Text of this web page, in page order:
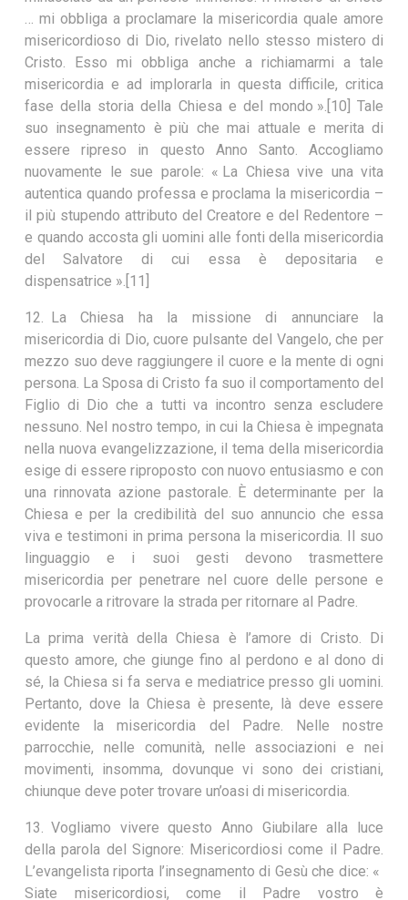
… mi obbliga a proclamare la misericordia quale amore
misericordioso di Dio, rivelato nello stesso mistero di
Cristo. Esso mi obbliga anche a richiamarmi a tale
misericordia e ad implorarla in questa difficile, critica
fase della storia della Chiesa e del mondo ».[10] Tale
suo insegnamento è più che mai attuale e merita di
essere ripreso in questo Anno Santo. Accogliamo
nuovamente le sue parole: « La Chiesa vive una vita
autentica quando professa e proclama la misericordia –
il più stupendo attributo del Creatore e del Redentore –
e quando accosta gli uomini alle fonti della misericordia
del Salvatore di cui essa è depositaria e
dispensatrice ».[11]
12. La Chiesa ha la missione di annunciare la
misericordia di Dio, cuore pulsante del Vangelo, che per
mezzo suo deve raggiungere il cuore e la mente di ogni
persona. La Sposa di Cristo fa suo il comportamento del
Figlio di Dio che a tutti va incontro senza escludere
nessuno. Nel nostro tempo, in cui la Chiesa è impegnata
nella nuova evangelizzazione, il tema della misericordia
esige di essere riproposto con nuovo entusiasmo e con
una rinnovata azione pastorale. È determinante per la
Chiesa e per la credibilità del suo annuncio che essa
viva e testimoni in prima persona la misericordia. Il suo
linguaggio e i suoi gesti devono trasmettere
misericordia per penetrare nel cuore delle persone e
provocarle a ritrovare la strada per ritornare al Padre.
La prima verità della Chiesa è l’amore di Cristo. Di
questo amore, che giunge fino al perdono e al dono di
sé, la Chiesa si fa serva e mediatrice presso gli uomini.
Pertanto, dove la Chiesa è presente, là deve essere
evidente la misericordia del Padre. Nelle nostre
parrocchie, nelle comunità, nelle associazioni e nei
movimenti, insomma, dovunque vi sono dei cristiani,
chiunque deve poter trovare un’oasi di misericordia.
13. Vogliamo vivere questo Anno Giubilare alla luce
della parola del Signore: Misericordiosi come il Padre.
L’evangelista riporta l’insegnamento di Gesù che dice: «
Siate misericordiosi, come il Padre vostro è